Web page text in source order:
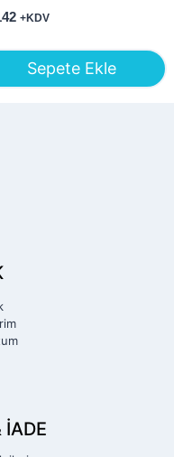
+KDV
Sepete Ekle
İADE